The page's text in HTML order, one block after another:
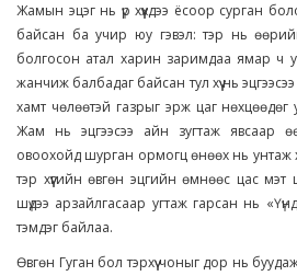
Жамын эцэг нь үр хүүхдээ ёсоор сурган
байсан ба учир юу гэвэл: тэр нь өөрийн
болгосон атал харин заримдаа ямар ч
жанчиж балбадаг байсан тул хүү нь
хамт чөлөөтэй газрыг эрж цаг нөхцөөдөг
Жам нь эцгээсээ айн зугтаж явсаар
овоохойд шурган ормогц өнөөх нь унтаж
тэр хүүгийн өвгөн эцгийн өмнөөс цас
шүдээ арзайлгасаар угтаж гарсан нь
тэмдэг байлаа.
Өвгөн Гуган бол тэрхүү чоныг дор нь